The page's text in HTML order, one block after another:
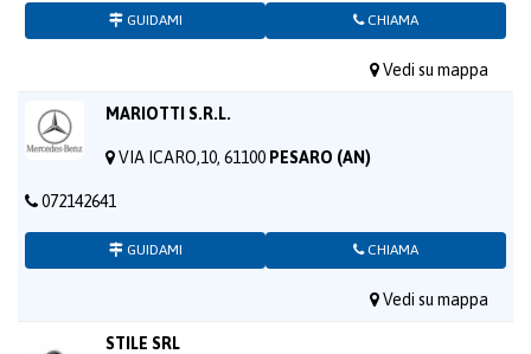
GUIDAMI CHIAMA
Vedi su mappa
MARIOTTI S.R.L.
VIA ICARO,10, 61100 PESARO (AN)
072142641
GUIDAMI CHIAMA
Vedi su mappa
STILE SRL